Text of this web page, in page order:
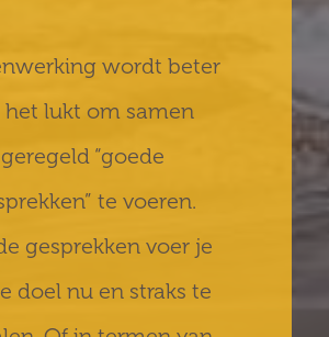
wordt beter
het lukt om samen
geregeld “goede
te voeren.
gesprekken voer je
doel nu en straks te